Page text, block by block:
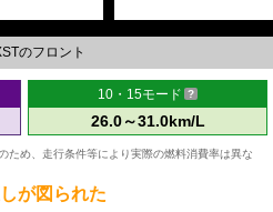
のフロント
10・15モード
26.0～31.0km/L
め、走行条件等により実際の燃料消費率は異な
が図られた